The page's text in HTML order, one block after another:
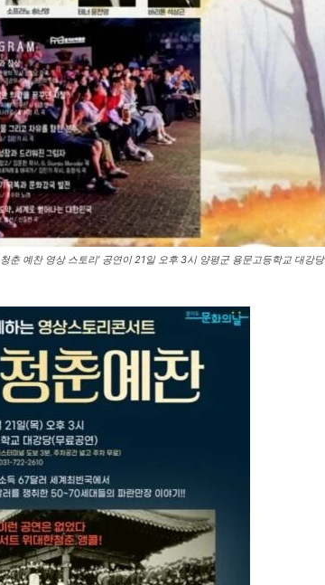
춘 예찬 영상 스토리' 공연이 21일 오후 3시 양평군 용문고등학교 대강당